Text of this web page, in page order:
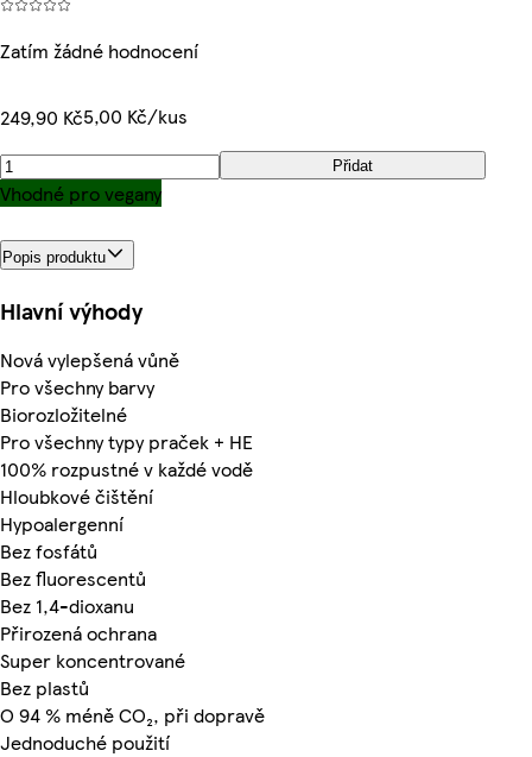
Zatím žádné hodnocení
249,90 Kč5,00 Kč/kus
Přidat
Vhodné pro vegany
Popis produktu
Hlavní výhody
Nová vylepšená vůně
Pro všechny barvy
Biorozložitelné
Pro všechny typy praček + HE
100% rozpustné v každé vodě
Hloubkové čištění
Hypoalergenní
Bez fosfátů
Bez fluorescentů
Bez 1,4-dioxanu
Přirozená ochrana
Super koncentrované
Bez plastů
O 94 % méně CO₂, při dopravě
Jednoduché použití